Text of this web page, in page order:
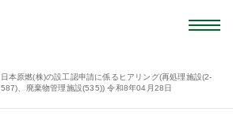
日本原燃(株)の設工認申請に係るヒアリング(再処理施設(2-
587)、廃棄物管理施設(535)) 令和8年04月28日